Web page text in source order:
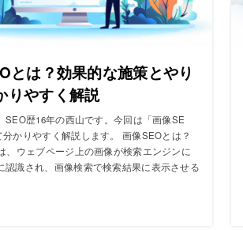
とは？効果的な施策とやり
りやすく解説
SEO歴16年の西山です。今回は「画像SE
かりやすく解説します。 画像SEOとは？
、ウェブページ上の画像が検索エンジンに
認識され、画像検索で検索結果に表示させる